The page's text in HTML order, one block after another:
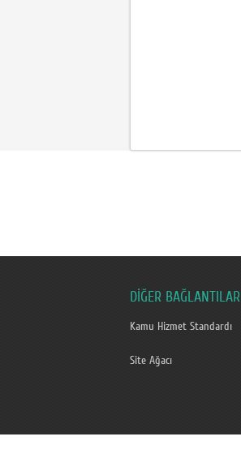
DİĞER BAĞLANTILAR
Kamu Hizmet Standardı
Site Ağacı